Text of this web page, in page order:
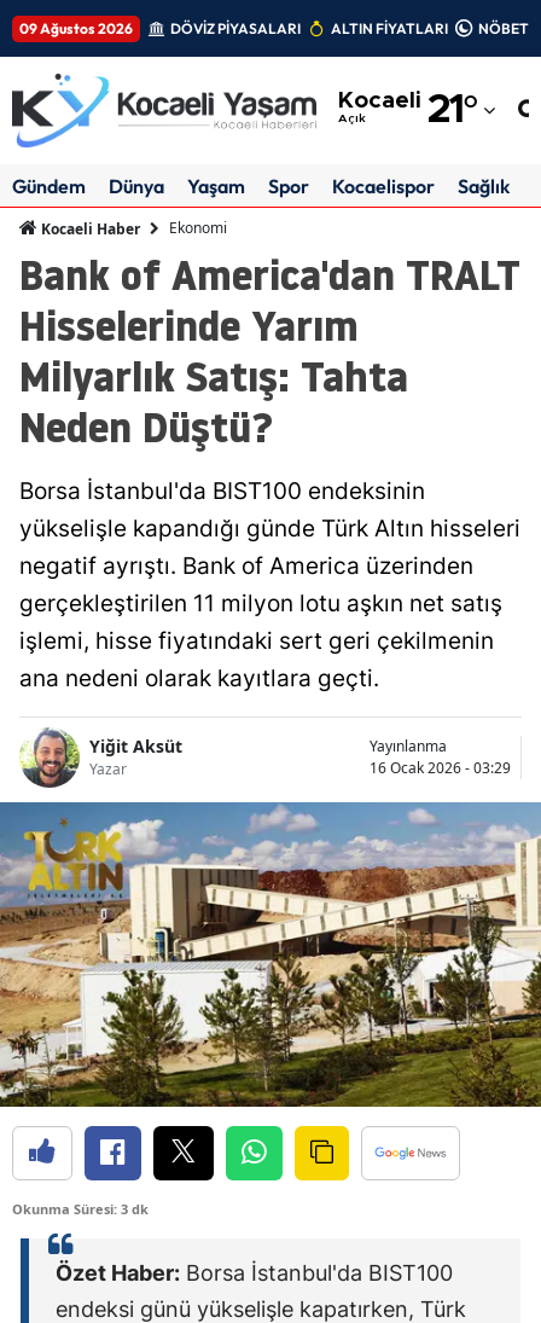
09 Ağustos 2026 DÖVİZ PİYASALARI ALTIN FİYATLARI
Kocaeli
Açık 21°
Adıyaman
Amasya
Antalya
Balıkesir
Bilecik
Bingöl
Bitlis
Bolu
Burdur
Bursa
Çanakkale
Çankırı
Çorum
Denizli
Diyarbakır
Edirne
Elazığ
Erzurum
Eskişehir
Gündem Dünya Yaşam Spor Kocaelispor Sağlık
Kocaeli Haber Ekonomi
Bank of America'dan TRALT
Hisselerinde Yarım
Milyarlık Satış: Tahta
Neden Düştü?
Borsa İstanbul'da BIST100 endeksinin
yükselişle kapandığı günde Türk Altın hisseleri
negatif ayrıştı. Bank of America üzerinden
gerçekleştirilen 11 milyon lotu aşkın net satış
işlemi, hisse fiyatındaki sert geri çekilmenin
ana nedeni olarak kayıtlara geçti.
Yiğit Aksüt
Yazar
Yayınlanma
16 Ocak 2026 - 03:29
Okunma Süresi: 3 dk
Özet Haber: Borsa İstanbul'da BIST100
endeksi günü yükselişle kapatırken, Türk